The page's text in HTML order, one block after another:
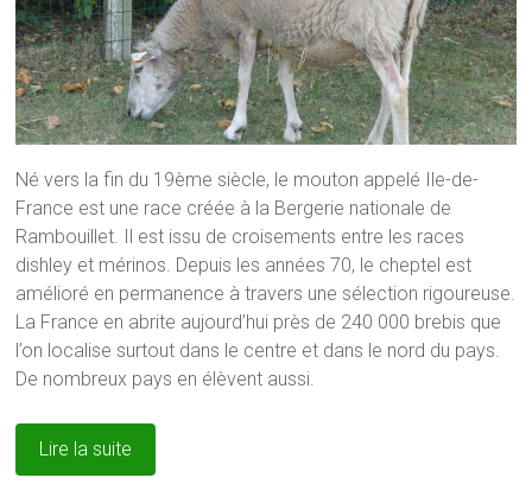
Né vers la fin du 19ème siècle, le mouton appelé Ile-de-
France est une race créée à la Bergerie nationale de
Rambouillet. Il est issu de croisements entre les races
dishley et mérinos. Depuis les années 70, le cheptel est
amélioré en permanence à travers une sélection rigoureuse.
La France en abrite aujourd’hui près de 240 000 brebis que
l’on localise surtout dans le centre et dans le nord du pays.
De nombreux pays en élèvent aussi.
Lire la suite